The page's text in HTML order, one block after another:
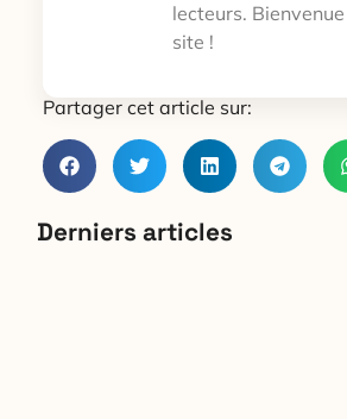
lecteurs.
site !
Partager cet article sur:
Derniers articles